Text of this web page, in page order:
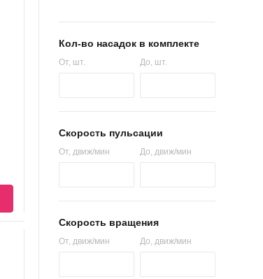
Кол-во насадок в комплекте
От, шт. До, шт.
Скорость пульсации
От, движ/мин До, движ/мин
Скорость вращения
От, движ/мин До, движ/мин